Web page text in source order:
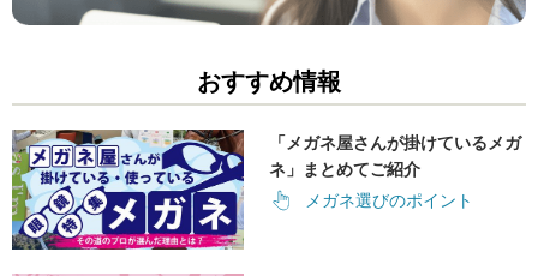
おすすめ情報
「メガネ屋さんが掛けているメガ
ネ」まとめてご紹介
メガネ選びのポイント